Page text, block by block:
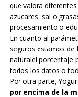
que valora
azúcares, sal o
procesamiento o
En cuanto al
seguros estamos de
naturalel porcentaje
todos los datos o
Por otra parte,
por encima de la